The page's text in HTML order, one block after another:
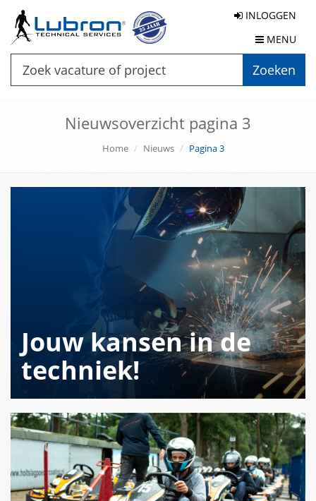
Zoeken
INLOGGEN
MENU
Nieuwsoverzicht pagina 3
Home Nieuws Pagina 3
Jouw kansen in de
techniek!